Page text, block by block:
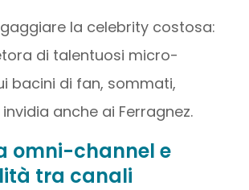
la celebrity costosa:
di talentuosi micro-
bacini di fan, sommati,
anche ai Ferragnez.
omni-channel e
tra canali